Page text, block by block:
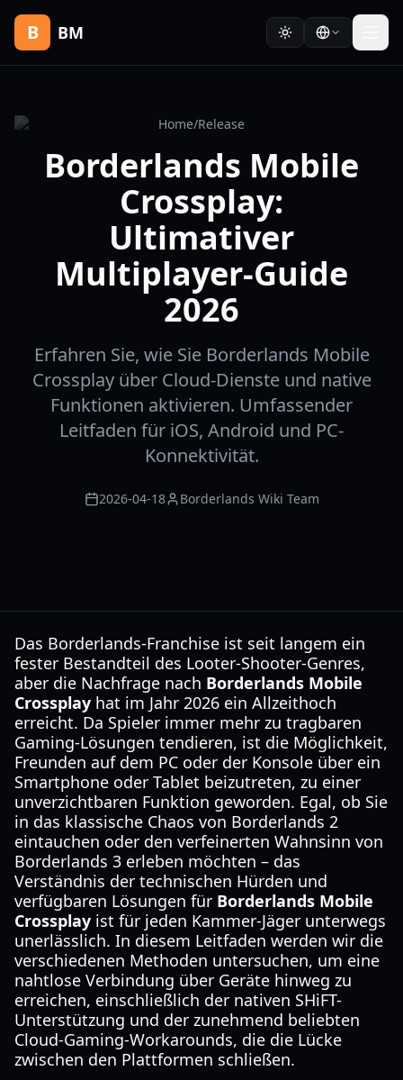
B BM
Home/Release
Borderlands Mobile
Crossplay:
Ultimativer
Multiplayer-Guide
2026
Erfahren Sie, wie Sie Borderlands Mobile
Crossplay über Cloud-Dienste und native
Funktionen aktivieren. Umfassender
Leitfaden für iOS, Android und PC-
Konnektivität.
2026-04-18 Borderlands Wiki Team
Das Borderlands-Franchise ist seit langem ein
fester Bestandteil des Looter-Shooter-Genres,
aber die Nachfrage nach Borderlands Mobile
Crossplay hat im Jahr 2026 ein Allzeithoch
erreicht. Da Spieler immer mehr zu tragbaren
Gaming-Lösungen tendieren, ist die Möglichkeit,
Freunden auf dem PC oder der Konsole über ein
Smartphone oder Tablet beizutreten, zu einer
unverzichtbaren Funktion geworden. Egal, ob Sie
in das klassische Chaos von Borderlands 2
eintauchen oder den verfeinerten Wahnsinn von
Borderlands 3 erleben möchten – das
Verständnis der technischen Hürden und
verfügbaren Lösungen für Borderlands Mobile
Crossplay ist für jeden Kammer-Jäger unterwegs
unerlässlich. In diesem Leitfaden werden wir die
verschiedenen Methoden untersuchen, um eine
nahtlose Verbindung über Geräte hinweg zu
erreichen, einschließlich der nativen SHiFT-
Unterstützung und der zunehmend beliebten
Cloud-Gaming-Workarounds, die die Lücke
zwischen den Plattformen schließen.